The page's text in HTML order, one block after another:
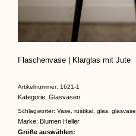
Flaschenvase | Klarglas mit Jute
Artikelnummer: 1621-1
Kategorie: Glasvasen
Schlagwörter: Vase rustikal glas glasvase
Marke: Blumen Heller
Größe auswählen: